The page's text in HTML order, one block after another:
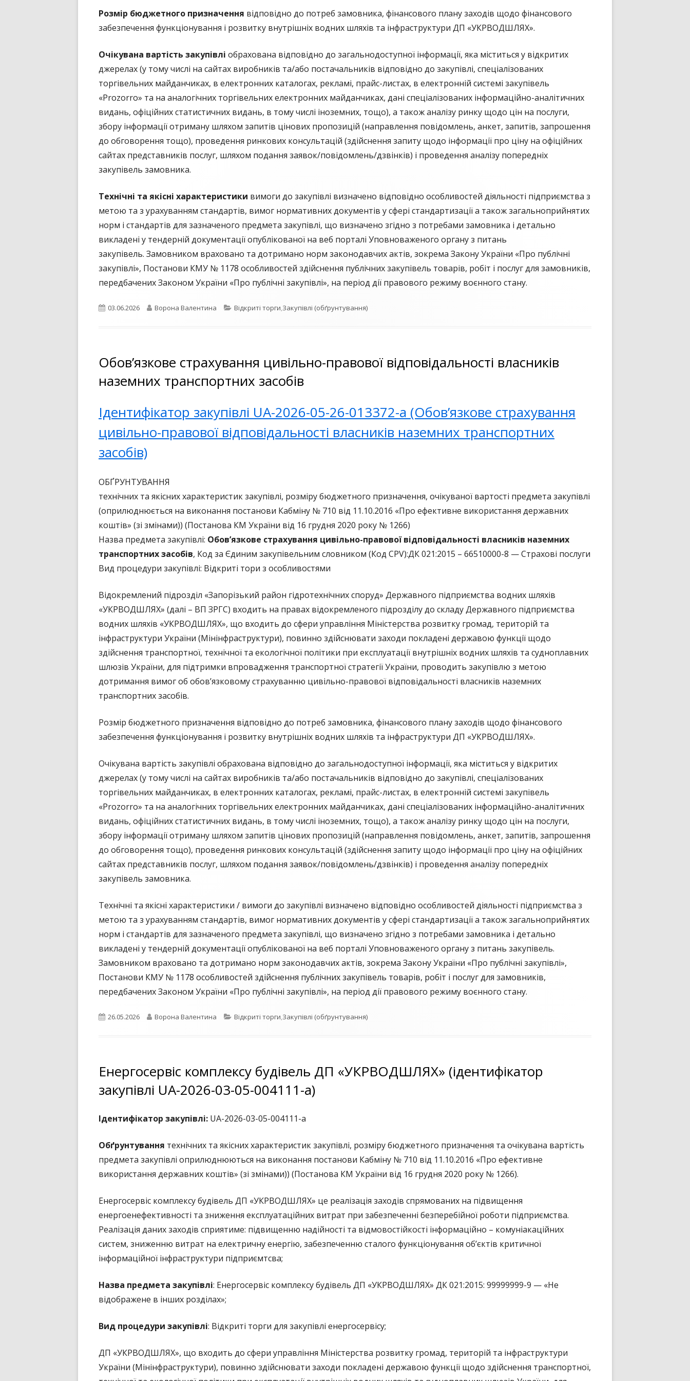
Розмір бюджетного призначення відповідно до потреб замовника, фінансового плану заходів щодо фінансового
забезпечення функціонування і розвитку внутрішніх водних шляхів та інфраструктури ДП «УКРВОДШЛЯХ».
Очікувана вартість закупівлі обрахована відповідно до загальнодоступної інформації, яка міститься у відкритих
джерелах (у тому числі на сайтах виробників та/або постачальників відповідно до закупівлі, спеціалізованих
торгівельних майданчиках, в електронних каталогах, рекламі, прайс-листах, в електронній системі закупівель
«Prozorro» та на аналогічних торгівельних електронних майданчиках, дані спеціалізованих інформаційно-аналітичних
видань, офіційних статистичних видань, в тому числі іноземних, тощо), а також аналізу ринку щодо цін на послуги,
збору інформації отриману шляхом запитів цінових пропозицій (направлення повідомлень, анкет, запитів, запрошення
до обговорення тощо), проведення ринкових консультацій (здійснення запиту щодо інформації про ціну на офіційних
сайтах представників послуг, шляхом подання заявок/повідомлень/дзвінків) і проведення аналізу попередніх
закупівель замовника.
Технічні та якісні характеристики вимоги до закупівлі визначено відповідно особливостей діяльності підприємства з
метою та з урахуванням стандартів, вимог нормативних документів у сфері стандартизації а також загальноприйнятих
норм і стандартів для зазначеного предмета закупівлі, що визначено згідно з потребами замовника і детально
викладені у тендерній документації опублікованої на веб порталі Уповноваженого органу з питань
закупівель. Замовником враховано та дотримано норм законодавчих актів, зокрема Закону України «Про публічні
закупівлі», Постанови КМУ № 1178 особливостей здійснення публічних закупівель товарів, робіт і послуг для замовників,
передбачених Законом України «Про публічні закупівлі», на період дії правового режиму воєнного стану.
Опубліковано
03.06.2026 Автор
Ворона Валентина Категорії
Відкриті торги Закупівлі (обґрунтування)
Обов’язкове страхування цивільно-правової відповідальності власників
наземних транспортних засобів
Ідентифікатор закупівлі UA-2026-05-26-013372-a (Обов’язкове страхування
цивільно-правової відповідальності власників наземних транспортних
засобів)
ОБҐРУНТУВАННЯ
технічних та якісних характеристик закупівлі, розміру бюджетного призначення, очікуваної вартості предмета закупівлі
(оприлюднюється на виконання постанови Кабміну № 710 від 11.10.2016 «Про ефективне використання державних
коштів» (зі змінами)) (Постанова КМ України від 16 грудня 2020 року № 1266)
Назва предмета закупівлі: Обов’язкове страхування цивільно-правової відповідальності власників наземних
транспортних засобів, Код за Єдиним закупівельним словником (Код CPV):ДК 021:2015 – 66510000-8 — Страхові послуги
Вид процедури закупівлі: Відкриті тори з особливостями
Відокремлений підрозділ «Запорізький район гідротехнічних споруд» Державного підприємства водних шляхів
«УКРВОДШЛЯХ» (далі – ВП ЗРГС) входить на правах відокремленого підрозділу до складу Державного підприємства
водних шляхів «УКРВОДШЛЯХ», що входить до сфери управління Міністерства розвитку громад, територій та
інфраструктури України (Мінінфраструктури), повинно здійснювати заходи покладені державою функції щодо
здійснення транспортної, технічної та екологічної політики при експлуатації внутрішніх водних шляхів та судноплавних
шлюзів України, для підтримки впровадження транспортної стратегії України, проводить закупівлю з метою
дотримання вимог об обов’язковому страхуванню цивільно-правової відповідальності власників наземних
транспортних засобів.
Розмір бюджетного призначення відповідно до потреб замовника, фінансового плану заходів щодо фінансового
забезпечення функціонування і розвитку внутрішніх водних шляхів та інфраструктури ДП «УКРВОДШЛЯХ».
Очікувана вартість закупівлі обрахована відповідно до загальнодоступної інформації, яка міститься у відкритих
джерелах (у тому числі на сайтах виробників та/або постачальників відповідно до закупівлі, спеціалізованих
торгівельних майданчиках, в електронних каталогах, рекламі, прайс-листах, в електронній системі закупівель
«Prozorro» та на аналогічних торгівельних електронних майданчиках, дані спеціалізованих інформаційно-аналітичних
видань, офіційних статистичних видань, в тому числі іноземних, тощо), а також аналізу ринку щодо цін на послуги,
збору інформації отриману шляхом запитів цінових пропозицій (направлення повідомлень, анкет, запитів, запрошення
до обговорення тощо), проведення ринкових консультацій (здійснення запиту щодо інформації про ціну на офіційних
сайтах представників послуг, шляхом подання заявок/повідомлень/дзвінків) і проведення аналізу попередніх
закупівель замовника.
Технічні та якісні характеристики / вимоги до закупівлі визначено відповідно особливостей діяльності підприємства з
метою та з урахуванням стандартів, вимог нормативних документів у сфері стандартизації а також загальноприйнятих
норм і стандартів для зазначеного предмета закупівлі, що визначено згідно з потребами замовника і детально
викладені у тендерній документації опублікованої на веб порталі Уповноваженого органу з питань закупівель.
Замовником враховано та дотримано норм законодавчих актів, зокрема Закону України «Про публічні закупівлі»,
Постанови КМУ № 1178 особливостей здійснення публічних закупівель товарів, робіт і послуг для замовників,
передбачених Законом України «Про публічні закупівлі», на період дії правового режиму воєнного стану.
Опубліковано
26.05.2026 Автор
Ворона Валентина Категорії
Відкриті торги Закупівлі (обґрунтування)
Енергосервіс комплексу будівель ДП «УКРВОДШЛЯХ» (ідентифікатор
закупівлі UA-2026-03-05-004111-a)
Ідентифікатор закупівлі: UA-2026-03-05-004111-a
Обґрунтування технічних та якісних характеристик закупівлі, розміру бюджетного призначення та очікувана вартість
предмета закупівлі оприлюднюються на виконання постанови Кабміну № 710 від 11.10.2016 «Про ефективне
використання державних коштів» (зі змінами)) (Постанова КМ України від 16 грудня 2020 року № 1266).
Енергосервіс комплексу будівель ДП «УКРВОДШЛЯХ» це реалізація заходів спрямованих на підвищення
енергоенефективності та зниження експлуатаційних витрат при забезпеченні безперебійної роботи підприємства.
Реалізація даних заходів сприятиме: підвищенню надійності та відмовостійкості інформаційно – комуніакаційних
систем, зниженню витрат на електричну енергію, забезпеченню сталого функціонування об’єктів критичної
інформаційної інфраструктури підприємтсва;
Назва предмета закупівлі: Енергосервіс комплексу будівель ДП «УКРВОДШЛЯХ» ДК 021:2015: 99999999-9 — «Не
відображене в інших розділах»;
Вид процедури закупівлі: Відкриті торги для закупівлі енергосервісу;
ДП «УКРВОДШЛЯХ», що входить до сфери управління Міністерства розвитку громад, територій та інфраструктури
України (Мінінфраструктури), повинно здійснювати заходи покладені державою функції щодо здійснення транспортної,